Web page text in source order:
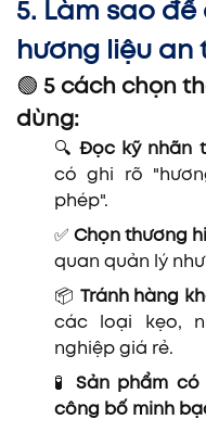
5. Làm sao
hương liệu an
🟢 5 cách chọn
dùng:
🔍Đọc kỹ nhãn
có ghi rõ
phép".
✅Chọn thương
quan quản lý như
📦 Tránh hàng
các loại kẹo,
nghiệp giá rẻ.
🧪 Sản phẩm có
công bố minh